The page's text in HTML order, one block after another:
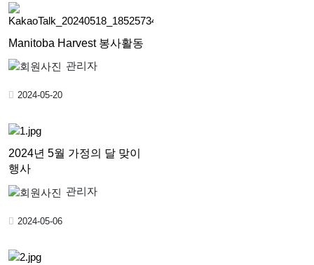
Manitoba Harvest 봉사활동
관리자
2024-05-20
2024년 5월 가정의 달 맞이
행사
관리자
2024-05-06